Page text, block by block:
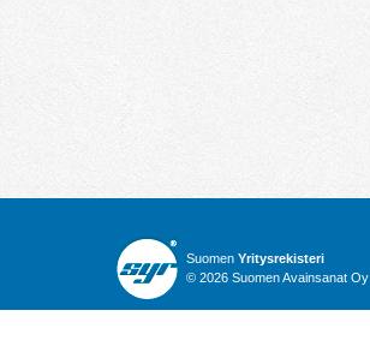
Suomen Yritysrekisteri
© 2026 Suomen Avainsanat Oy